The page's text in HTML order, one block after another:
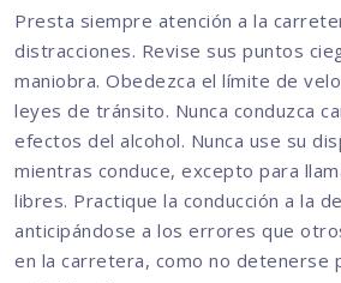
Presta siempre atención a la
distracciones. Revise sus puntos
maniobra. Obedezca el límite de
leyes de tránsito. Nunca conduzca
efectos del alcohol. Nunca use su
mientras conduce, excepto para
libres. Practique la conducción a la
anticipándose a los errores que
en la carretera, como no detenerse